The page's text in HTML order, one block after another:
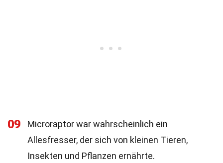
09
Microraptor war wahrscheinlich ein
Allesfresser, der sich von kleinen Tieren,
Insekten und Pflanzen ernährte.